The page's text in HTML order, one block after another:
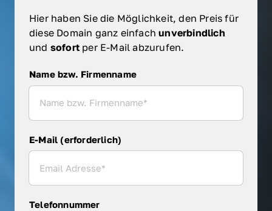
Hier haben Sie die Möglichkeit, den Preis für
diese Domain ganz einfach
und sofort per E-Mail abzurufen.
Name bzw. Firmenname
Name bzw. Firmenname
E-Mail (erforderlich)
Telefonnummer